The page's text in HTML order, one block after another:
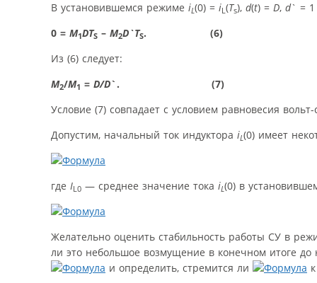
В установившемся режиме iL(0) = iL(Ts), d(t) = D, d` = 1
0 = M1DTS – M2D`TS. (6)
Из (6) следует:
M2/M1 = D/D`. (7)
Условие (7) совпадает с условием равновесия
Допустим, начальный ток индуктора iL(0) имеет
где IL0 — среднее значение тока iL(0) в
Желательно оценить стабильность работы СУ в
ли это небольшое возмущение в конечном итоге до
и определить, стремится ли